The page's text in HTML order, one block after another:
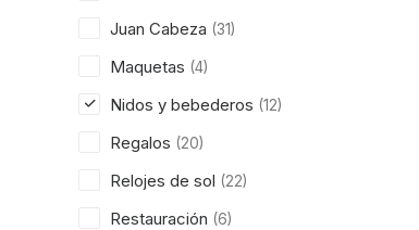
Juan Cabeza (31)
Maquetas (4)
Nidos y bebederos (12)
Regalos (20)
Relojes de sol (22)
Restauración (6)